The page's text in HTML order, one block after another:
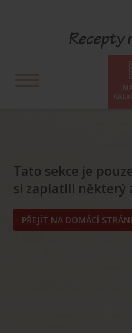
Tato sekce je
si zaplatili některý
PŘEJÍT NA DOMÁCÍ